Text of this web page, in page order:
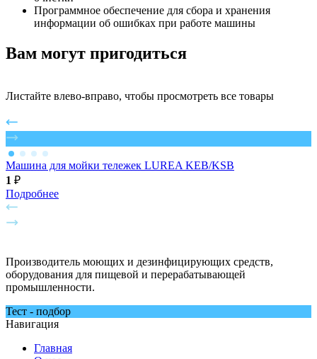
Программное обеспечение для сбора и хранения
информации об ошибках при работе машины
Вам могут пригодиться
Листайте влево-вправо, чтобы просмотреть все товары
Машина для мойки тележек LUREA KEB/KSB
1 ₽
Подробнее
Производитель моющих и дезинфицирующих средств,
оборудования для пищевой и перерабатывающей
промышленности.
Тест - подбор
Навигация
Главная